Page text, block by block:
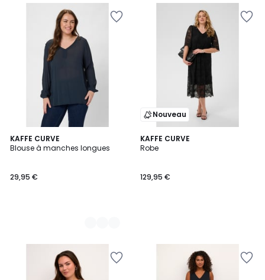
KAFFE CURVE
Blouse à manches longues
29,95 €
22
Couleurs
Nouveau
KAFFE CURVE
Robe
129,95 €